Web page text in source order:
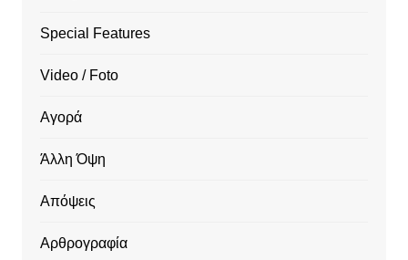
Special Features
Video / Foto
Αγορά
Άλλη Όψη
Απόψεις
Αρθρογραφία